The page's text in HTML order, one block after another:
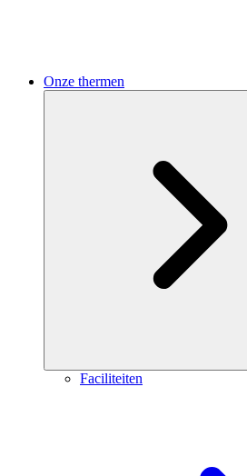
Onze thermen
Faciliteiten